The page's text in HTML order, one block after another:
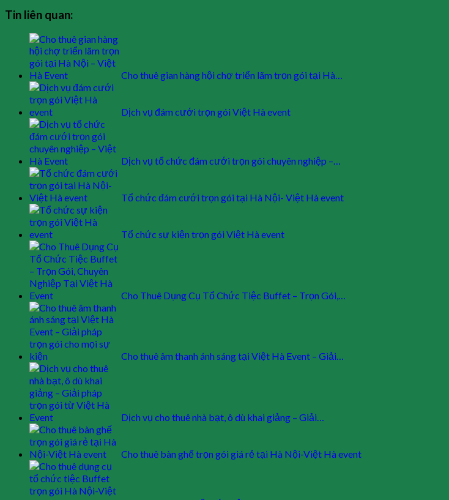
Tin liên quan:
Cho thuê gian hàng hội chợ triển lãm trọn gói tại Hà…
Dịch vụ đám cưới trọn gói Việt Hà event
Dịch vụ tổ chức đám cưới trọn gói chuyên nghiệp –…
Tổ chức đám cưới trọn gói tại Hà Nội- Việt Hà event
Tổ chức sự kiện trọn gói Việt Hà event
Cho Thuê Dụng Cụ Tổ Chức Tiệc Buffet – Trọn Gói,…
Cho thuê âm thanh ánh sáng tại Việt Hà Event – Giải…
Dịch vụ cho thuê nhà bạt, ô dù khai giảng – Giải…
Cho thuê bàn ghế trọn gói giá rẻ tại Hà Nội-Việt Hà event